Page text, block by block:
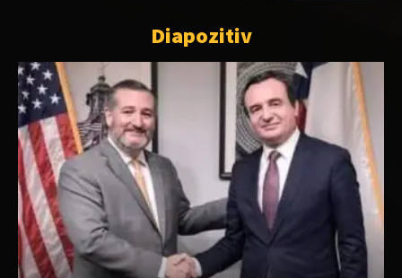
Diapozitiv